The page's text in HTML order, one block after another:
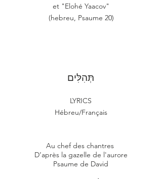
et "Elohé Yaacov"
(hebreu, Psaume 20)
תְּהִלִּים
LYRICS
Hébreu/Français
Au chef des chantres
D’après la gazelle de l'aurore
Psaume de David